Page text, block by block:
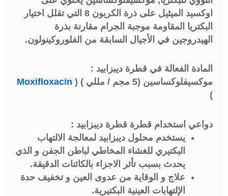
اوكسيد الميثيل على ذرة الكربون 8 التي تقلل اختيار
البكتريا المقاومة موجبة الجرام مقارنة بذرة
الهيدروجين في الأجيال السابقة من الفلوروكينولون.
المادة الفعالة في قطرة ديبزابيد :
موكسيفلوكساسين (5 مجم / مللي ) (
Moxifloxacin
)
دواعي استخدام قطرة قطرة ديبزابيد :
يستخدم محلول ديبزابيد لمعالجة الالتهاب
البكتيري للغشاء المخاطي لباطن الجفن و الذي
يحدث بسبب تأثر الاجزاء بالكائنات الدقيقة.
علاج و الوقاية من عدوى العين و تخفيف حدة
الإلتهابات العينية البكتيرية.